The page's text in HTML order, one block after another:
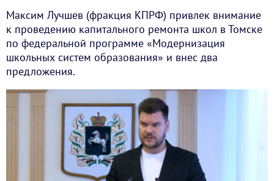
Максим Лучшев (фракция КПРФ) привлек внимание
к проведению капитального ремонта школ в Томске
по федеральной программе «Модернизация
школьных систем образования» и внес два
предложения.